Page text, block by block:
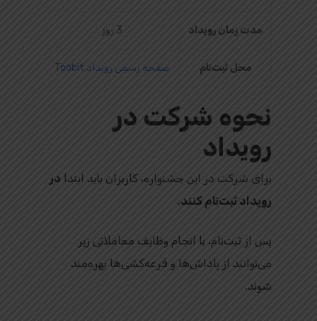
مدت زمان رویداد 3 روز
محل ثبت‌نام صفحه رسمی رویداد Toobit
نحوه شرکت در
رویداد
برای شرکت در این جشنواره، کاربران باید ابتدا در
رویداد ثبت‌نام کنند.
پس از ثبت‌نام، با انجام وظایف معاملاتی زیر
می‌توانند از پاداش‌ها و قرعه‌کشی‌ها بهره‌مند
شوند.